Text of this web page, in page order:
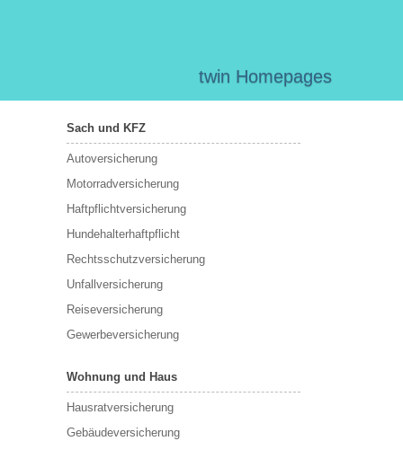
twin Homepages
Sach und KFZ
Autoversicherung
Motorradversicherung
Haftpflichtversicherung
Hundehalterhaftpflicht
Rechtsschutzversicherung
Unfallversicherung
Reiseversicherung
Gewerbeversicherung
Wohnung und Haus
Hausratversicherung
Gebäudeversicherung